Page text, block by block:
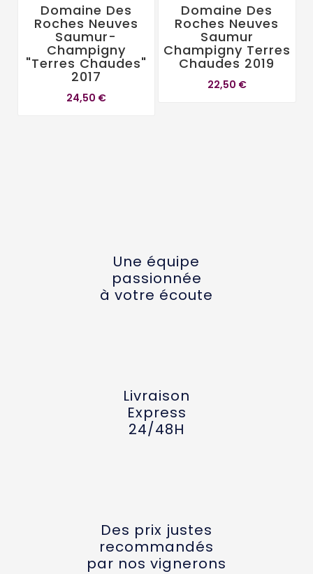
Domaine Des
Roches Neuves
Saumur-
Champigny
"Terres Chaudes"
2017
24,50 €
Domaine Des
Roches Neuves
Saumur
Champigny Terres
Chaudes 2019
22,50 €
Une équipe
passionnée
à votre écoute
Livraison
Express
24/48H
Des prix justes
recommandés
par nos vignerons